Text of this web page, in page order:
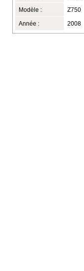
Modèle : Z750
Année : 2008